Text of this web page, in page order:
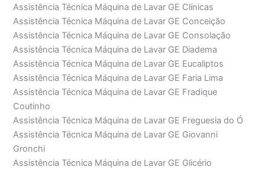
Assistência Técnica Máquina de Lavar GE Clínicas
Assistência Técnica Máquina de Lavar GE Conceição
Assistência Técnica Máquina de Lavar GE Consolação
Assistência Técnica Máquina de Lavar GE Diadema
Assistência Técnica Máquina de Lavar GE Eucaliptos
Assistência Técnica Máquina de Lavar GE Faria Lima
Assistência Técnica Máquina de Lavar GE Fradique
Coutinho
Assistência Técnica Máquina de Lavar GE Freguesia do Ó
Assistência Técnica Máquina de Lavar GE Giovanni
Gronchi
Assistência Técnica Máquina de Lavar GE Glicério